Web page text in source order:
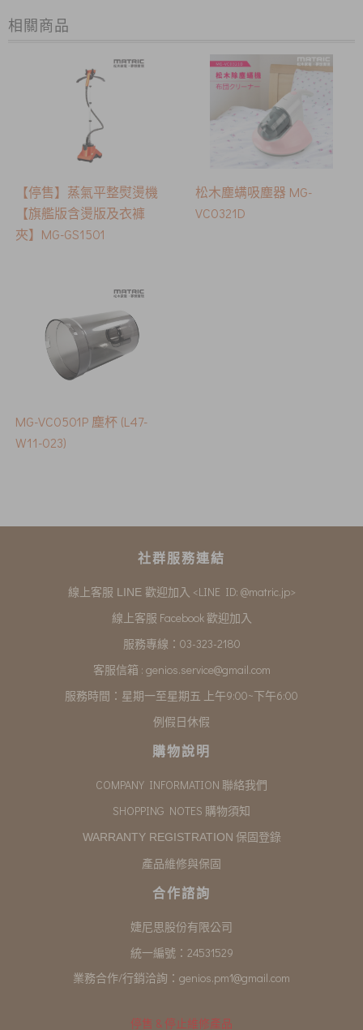
相關商品
【停售】蒸氣平整熨燙機
【旗艦版含燙版及衣褲
夾】MG-GS1501
松木塵螨吸塵器 MG-
VC0321D
MG-VC0501P 塵杯 (L47-
W11-023)
社群服務連結
線上客服 LINE 歡迎加入 <LINE ID: @matric.jp>
線上客服 Facebook 歡迎加入
服務專線：03-323-2180
客服信箱 : genios.service@gmail.com
服務時間：星期一至星期五 上午9:00~下午6:00
例假日休假
購物說明
COMPANY INFORMATION 聯絡我們
SHOPPING NOTES 購物須知
WARRANTY REGISTRATION 保固登錄
產品維修與保固
合作諮詢
婕尼思股份有限公司
統一編號：24531529
業務合作/行銷洽詢： genios.pm1@gmail.com
停售 & 停止維修產品